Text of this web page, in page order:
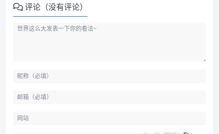
评论（没有评论）